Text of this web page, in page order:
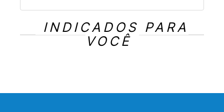
INDICADOS PARA
VOCÊ